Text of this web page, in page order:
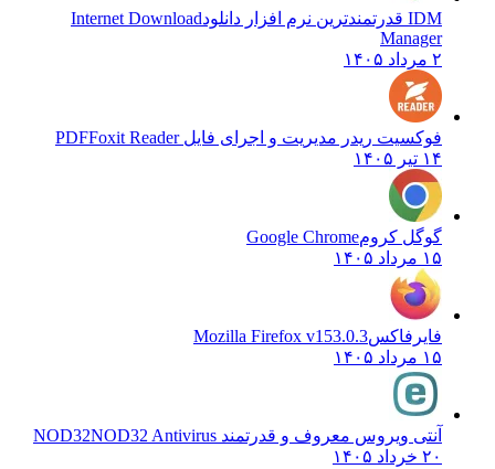
Internet Download
Manager
فوکسیت ریدر مدیریت و اجرای فایل PDF Foxit Reader
گوگل کروم Google Chrome
فایرفاکسMozilla Firefox v153.0.3
آنتی ویروس معروف و قدرتمند NOD32 NOD32 Antivirus